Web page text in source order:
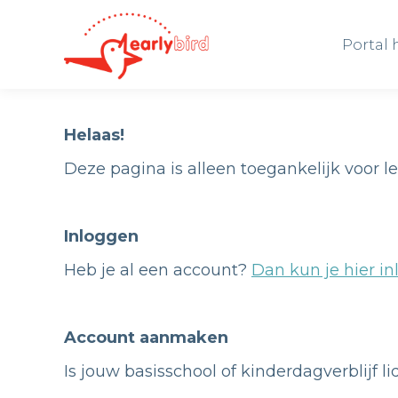
Portal
Helaas!
Deze pagina is alleen toegankelijk voor
Inloggen
Heb je al een account? Dan kun je hier
Account aanmaken
Is jouw basisschool of kinderdagverblijf
Portal